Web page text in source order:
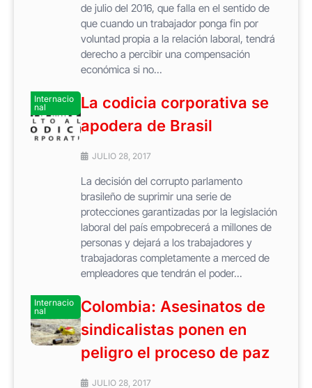
de julio del 2016, que falla en el sentido de
que cuando un trabajador ponga fin por
voluntad propia a la relación laboral, tendrá
derecho a percibir una compensación
económica si no...
Internacio
nal
La codicia corporativa se
apodera de Brasil
JULIO 28, 2017
La decisión del corrupto parlamento
brasileño de suprimir una serie de
protecciones garantizadas por la legislación
laboral del país empobrecerá a millones de
personas y dejará a los trabajadores y
trabajadoras completamente a merced de
empleadores que tendrán el poder...
Internacio
nal
Colombia: Asesinatos de
sindicalistas ponen en
peligro el proceso de paz
JULIO 28, 2017